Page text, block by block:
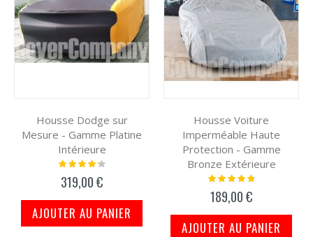
Housse Dodge sur
Mesure - Gamme Platine
Intérieure
Notation:
319,00 €
AJOUTER AU PANIER
Housse Voiture
Imperméable Haute
Protection - Gamme
Bronze Extérieure
Notation:
189,00 €
AJOUTER AU PANIER